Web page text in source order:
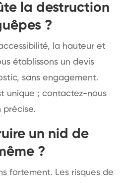
la destruction
?
la hauteur et
établissons un devis
sans engagement.
unique ; contactez-nous
précise.
un nid de
?
fortement. Les risques de